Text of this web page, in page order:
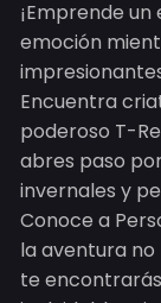
¡Emprende
emoción
Encuentra
poderoso T-
abres paso
invernales y
Conoce a
la aventura no
te